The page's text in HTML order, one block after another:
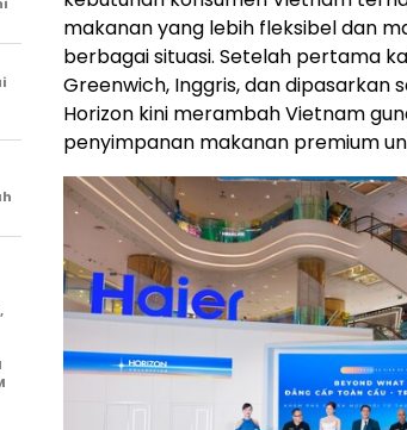
makanan yang lebih fleksibel dan
berbagai situasi. Setelah pertama
Greenwich, Inggris, dan dipasarkan
Horizon kini merambah Vietnam
penyimpanan makanan premium